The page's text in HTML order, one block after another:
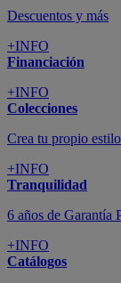
Descuentos y más
+INFO
Financiación
+INFO
Colecciones
Crea tu propio estilo
+INFO
Tranquilidad
6 años de Garantía
+INFO
Catálogos